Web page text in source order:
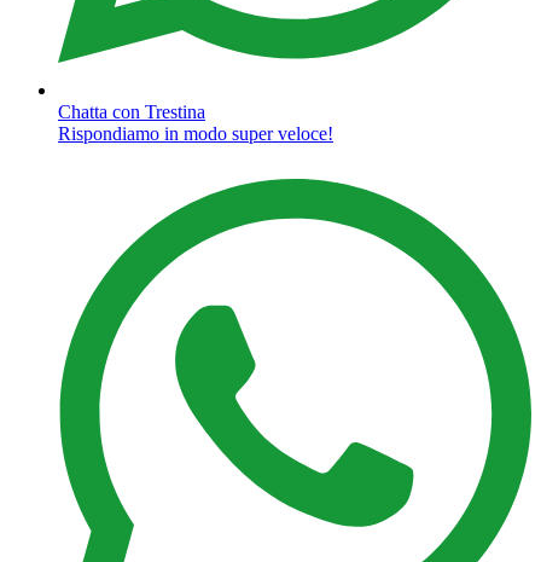
Chatta con Trestina
Rispondiamo in modo super veloce!